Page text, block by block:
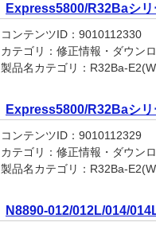
Express5800/R32Baシ
コンテンツID：9010112330
カテゴリ：修正情報・ダウン
製品名カテゴリ：R32Ba-
Express5800/R32Baシ
コンテンツID：9010112329
カテゴリ：修正情報・ダウン
製品名カテゴリ：R32Ba-
N8890-012/012L/014/